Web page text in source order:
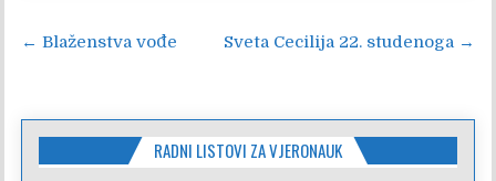
Navigacija
← Blaženstva vođe Sveta Cecilija 22. studenoga →
RADNI LISTOVI ZA VJERONAUK